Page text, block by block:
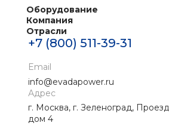
Оборудование
ИБП
Решения для телеком
Компания
О нас
Реализованные проекты
Новости
Контакты
Скачать материалы
Отрасли
Центры обработки данных
Банки
Промышленные ИБП
Медицина
Нефтегаз
+7 (800) 511-39-31
Email
info@evadapower.ru
Адрес
г. Москва, г. Зеленоград,
дом 4